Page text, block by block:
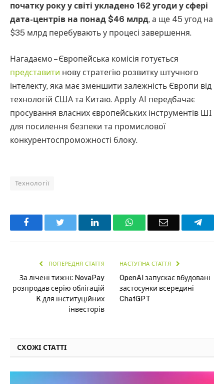
початку року у світі укладено 162 угоди у сфері
дата-центрів на понад $46 млрд, а ще 45 угод на
$35 млрд перебувають у процесі завершення.
Нагадаємо – Європейська комісія готується
представити нову стратегію розвитку штучного
інтелекту, яка має зменшити залежність Європи від
технологій США та Китаю. Apply AI передбачає
просування власних європейських інструментів ШІ
для посилення безпеки та промислової
конкурентоспроможності блоку.
Технології
Facebook LinkedInWhatsAppEmail
ПОПЕРЕДНЯ СТАТТЯ
За лічені тижні: NovaPay
розпродав серію облігацій
K для інституційних
інвесторів
НАСТУПНА СТАТТЯ
OpenAI запускає вбудовані
застосунки всередині
ChatGPT
СХОЖІ СТАТТІ